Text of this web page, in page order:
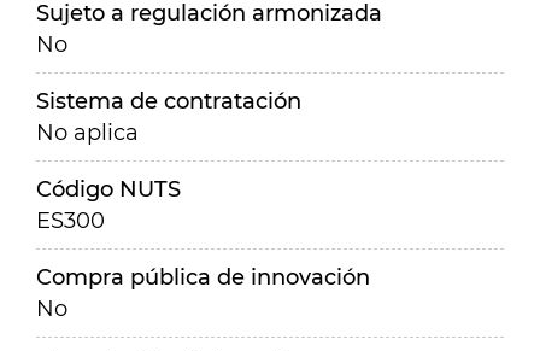
Sujeto a regulación armonizada
No
Sistema de contratación
No aplica
Código NUTS
ES300
Compra pública de innovación
No